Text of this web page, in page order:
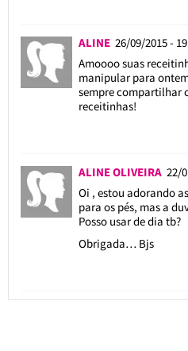
ALINE 26/09/2015 -
Amoooo suas
manipular para
sempre compartilhar
receitinhas!
ALINE OLIVEIRA 22/
Oi , estou adorando
para os pés, mas a
Posso usar de dia tb?
Obrigada… Bjs